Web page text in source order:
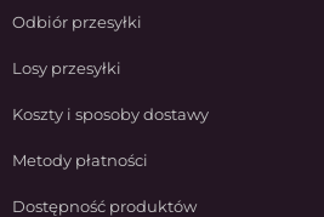
Odbiór przesyłki
Losy przesyłki
Koszty i sposoby dostawy
Metody płatności
Dostępność produktów